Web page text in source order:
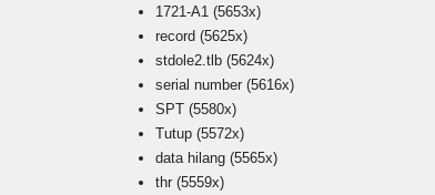
1721-A1 (5653x)
record (5625x)
stdole2.tlb (5624x)
serial number (5616x)
SPT (5580x)
Tutup (5572x)
data hilang (5565x)
thr (5559x)